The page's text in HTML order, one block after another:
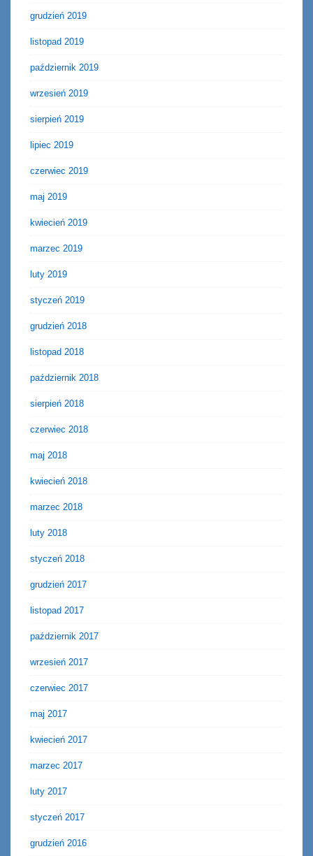
grudzień 2019
listopad 2019
październik 2019
wrzesień 2019
sierpień 2019
lipiec 2019
czerwiec 2019
maj 2019
kwiecień 2019
marzec 2019
luty 2019
styczeń 2019
grudzień 2018
listopad 2018
październik 2018
sierpień 2018
czerwiec 2018
maj 2018
kwiecień 2018
marzec 2018
luty 2018
styczeń 2018
grudzień 2017
listopad 2017
październik 2017
wrzesień 2017
czerwiec 2017
maj 2017
kwiecień 2017
marzec 2017
luty 2017
styczeń 2017
grudzień 2016